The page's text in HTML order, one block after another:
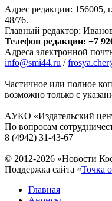
Адрес редакции: 156005,
48/76.
Главный редактор:
Телефон редакции: +7
Адреса электронной
info@smi44.ru /
Частичное или полное
возможно только с
АУКО «Издательский
По вопросам
8 (4942) 31-43-67
© 2012-2026 «Новости
Поддержка сайта «Точка
Главная